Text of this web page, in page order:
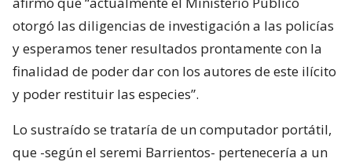
otorgó las diligencias de investigación a las policías
y esperamos tener resultados prontamente con la
finalidad de poder dar con los autores de este ilícito
y poder restituir las especies”.
Lo sustraído se trataría de un computador portátil,
que -según el seremi Barrientos- pertenecería a un